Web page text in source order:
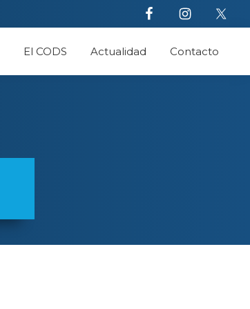
El CODS Actualidad Contacto